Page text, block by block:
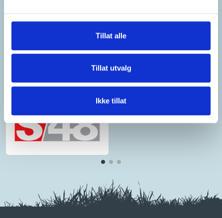
Tillat alle
Tillat utvalg
Ikke tillat